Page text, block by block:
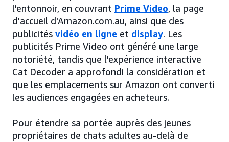
l'entonnoir, en couvrant Prime Video, la page
d'accueil d'Amazon.com.au, ainsi que des
publicités vidéo en ligne et display. Les
publicités Prime Video ont généré une large
notoriété, tandis que l'expérience interactive
Cat Decoder a approfondi la considération et
que les emplacements sur Amazon ont converti
les audiences engagées en acheteurs.
Pour étendre sa portée auprès des jeunes
propriétaires de chats adultes au-delà de